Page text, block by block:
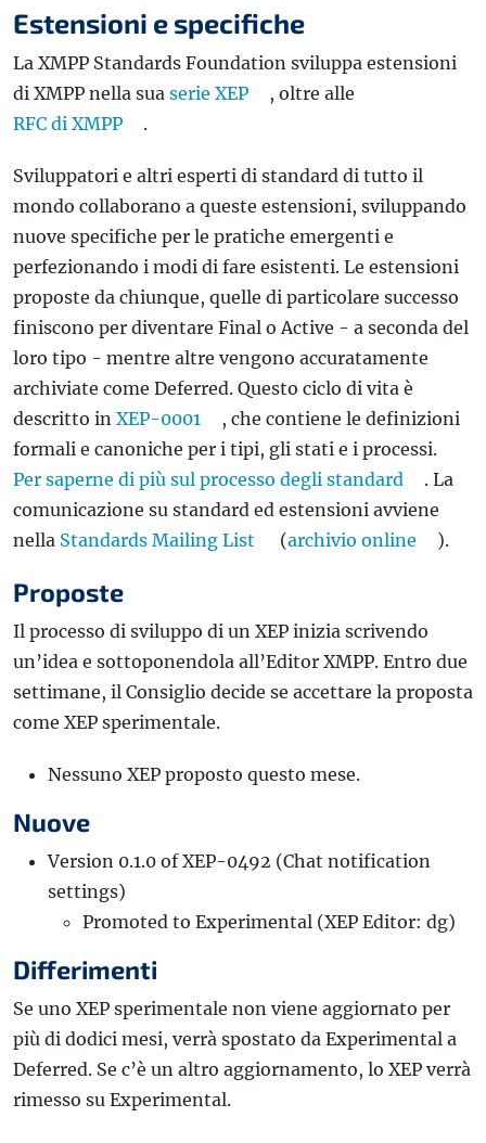
Estensioni e specifiche
La XMPP Standards Foundation sviluppa estensioni
di XMPP nella sua serie XEP
, oltre alle
RFC di XMPP
.
Sviluppatori e altri esperti di standard di tutto il
mondo collaborano a queste estensioni, sviluppando
nuove specifiche per le pratiche emergenti e
perfezionando i modi di fare esistenti. Le estensioni
proposte da chiunque, quelle di particolare successo
finiscono per diventare Final o Active - a seconda del
loro tipo - mentre altre vengono accuratamente
archiviate come Deferred. Questo ciclo di vita è
descritto in XEP-0001
, che contiene le definizioni
formali e canoniche per i tipi, gli stati e i processi.
Per saperne di più sul processo degli standard
. La
comunicazione su standard ed estensioni avviene
nella Standards Mailing List (archivio online ).
Proposte
Il processo di sviluppo di un XEP inizia scrivendo
un’idea e sottoponendola all’Editor XMPP. Entro due
settimane, il Consiglio decide se accettare la proposta
come XEP sperimentale.
Nessuno XEP proposto questo mese.
Nuove
Version 0.1.0 of XEP-0492 (Chat notification
settings)
Promoted to Experimental (XEP Editor: dg)
Differimenti
Se uno XEP sperimentale non viene aggiornato per
più di dodici mesi, verrà spostato da Experimental a
Deferred. Se c’è un altro aggiornamento, lo XEP verrà
rimesso su Experimental.